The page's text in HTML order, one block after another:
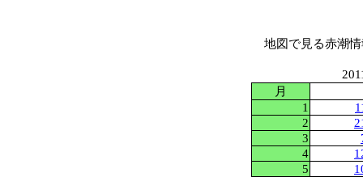
地図で見る赤潮情
月
1
2
3
4
5